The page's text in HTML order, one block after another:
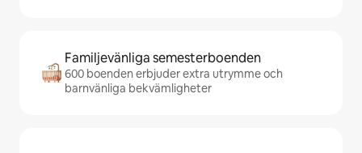
Familjevänliga semesterboenden
600 boenden erbjuder extra utrymme och
barnvänliga bekvämligheter